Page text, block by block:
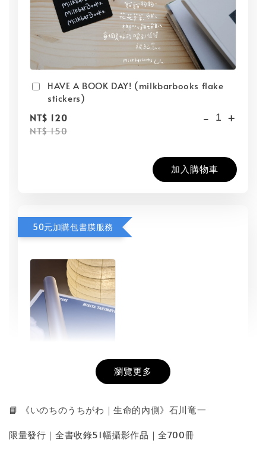
HAVE A BOOK DAY! (milkbarbooks flake
stickers)
NT$ 120
NT$ 150
- +
加入購物車
50元加購包書膜服務
NT$ 50
- +
瀏覽更多
📘 《いのちのうちがわ｜生命的內側》石川竜一
限量發行｜全書收錄51幅攝影作品｜全700冊